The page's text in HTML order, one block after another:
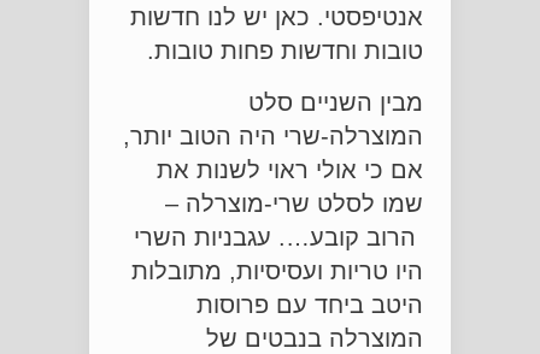
אנטיפסטי. כאן יש לנו חדשות
טובות וחדשות פחות טובות.
מבין השניים סלט
המוצרלה-שרי היה הטוב יותר,
אם כי אולי ראוי לשנות את
שמו לסלט שרי-מוצרלה –
הרוב קובע…. עגבניות השרי
היו טריות ועסיסיות, מתובלות
היטב ביחד עם פרוסות
המוצרלה בנבטים של